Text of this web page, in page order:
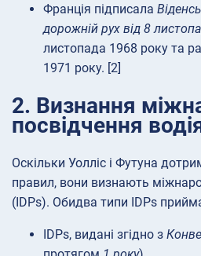
Франція підписала
дорожній рух від 8
листопада 1968 року та
1971 року. [2]
2. Визнання
посвідчення
Оскільки Уолліс і Футуна
правил, вони визнають
(IDPs). Обидва типи IDPs
IDPs, видані згідно з